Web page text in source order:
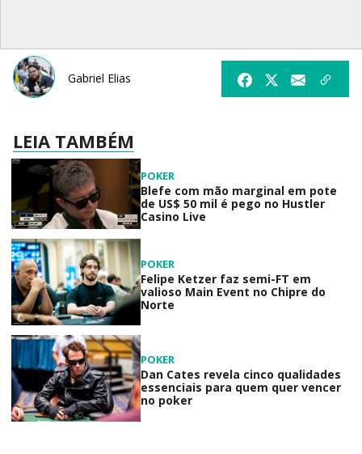
Gabriel Elias
LEIA TAMBÉM
POKER
Blefe com mão marginal em pote
de US$ 50 mil é pego no Hustler
Casino Live
POKER
Felipe Ketzer faz semi-FT em
valioso Main Event no Chipre do
Norte
POKER
Dan Cates revela cinco qualidades
essenciais para quem quer vencer
no poker